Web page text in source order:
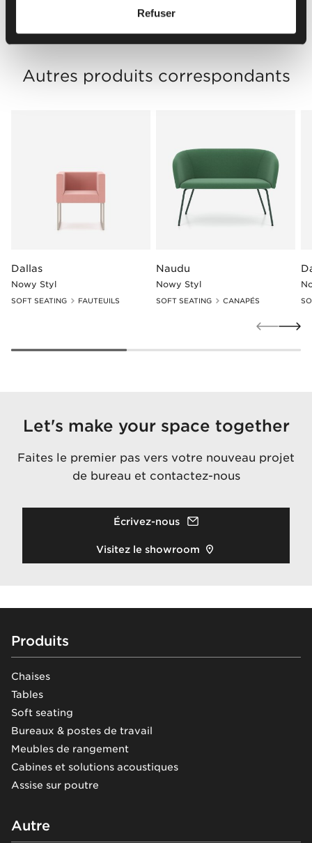
Refuser
Go to Resources
Autres produits correspondants
Dallas
Nowy Styl
SOFT SEATING FAUTEUILS
Naudu
Nowy Styl
SOFT SEATING CANAPÉS
Let's make your space together
Faites le premier pas vers votre nouveau projet
de bureau et contactez-nous
Écrivez-nous
Visitez le showroom
Footer
Produits
Chaises
Tables
Soft seating
Bureaux & postes de travail
Meubles de rangement
Cabines et solutions acoustiques
Assise sur poutre
Autre